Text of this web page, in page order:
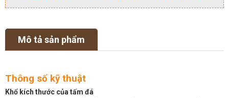
Mô tả sản phẩm
Thông số kỹ thuật
Khổ kích thước của tấm đá